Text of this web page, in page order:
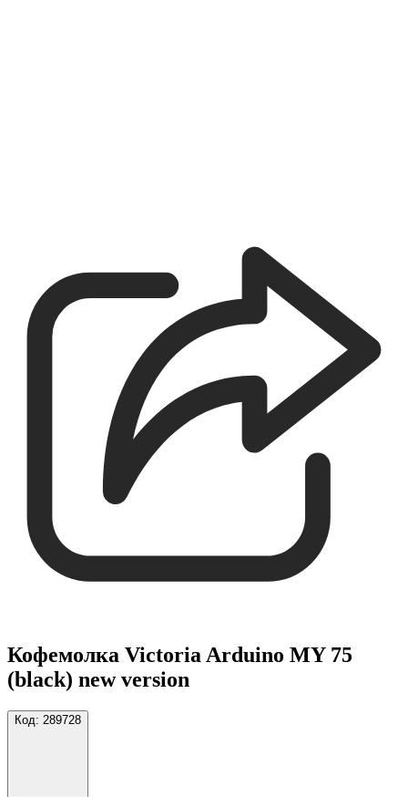
Кофемолка Victoria Arduino MY 75
(black) new version
Код: 289728